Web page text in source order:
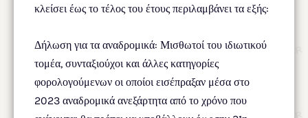
κλείσει έως το τέλος του έτους περιλαμβάνει τα εξής:
Δήλωση για τα αναδρομικά: Μισθωτοί του ιδιωτικού
τομέα, συνταξιούχοι και άλλες κατηγορίες
φορολογούμενων οι οποίοι εισέπραξαν μέσα στο
2023 αναδρομικά ανεξάρτητα από το χρόνο που